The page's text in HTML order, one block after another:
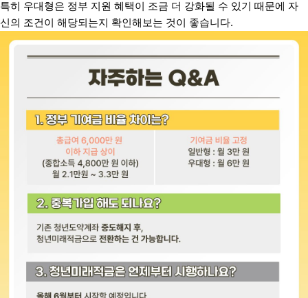
특히 우대형은 정부 지원 혜택이 조금 더 강화될 수 있기 때문에 자
신의 조건이 해당되는지 확인해보는 것이 좋습니다.